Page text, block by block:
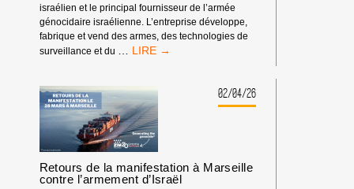
israélien et le principal fournisseur de l’armée
génocidaire israélienne. L’entreprise développe,
fabrique et vend des armes, des technologies de
surveillance et du
STOP
GÉNOCIDAIRE
:
PARTICIPEZ
À
LA
SEMAINE
MONDIALE
02/04/26
Retours de la manifestation à Marseille
contre l’armement d’Israël